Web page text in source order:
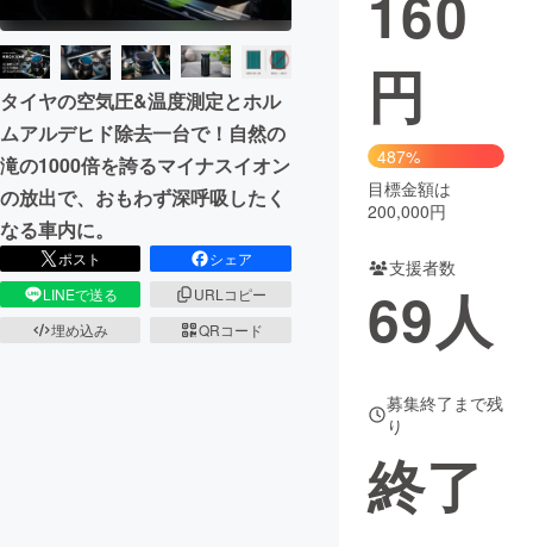
ビジネス・起業
まちづくり・地域活性化
CAMPFIRE for Social Good
CAMPFIRE Creation
CAMPFIREふるさと納税
コミュニティ
タイヤの空気圧&温度測定とホル
ムアルデヒド除去一台で！自然の
滝の1000倍を誇るマイナスイオン
の放出で、おもわず深呼吸したく
なる車内に。
ポスト
シェア
LINEで送る
URLコピー
埋め込み
QRコード
円
487%
目標金額は
200,000円
支援者数
69人
募集終了まで残
り
終了